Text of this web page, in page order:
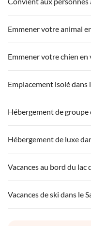
Emplacement isolé dans
Hébergement de groupe
Hébergement de luxe
Vacances au bord du lac
Vacances de ski dans le